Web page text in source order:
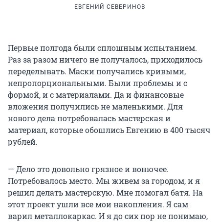
ЕВГЕНИЙ СЕВЕРИНОВ
Первые полгода были сплошным испытанием.
Раз за разом ничего не получалось, приходилось
переделывать. Маски получались кривыми,
непропорциональными. Были проблемы и с
формой, и с материалами. Да и финансовые
вложения получились не маленькими. Для
нового дела потребовалась мастерская и
материал, которые обошлись Евгению в 400 тысяч
рублей.
— Дело это довольно грязное и вонючее.
Потребовалось место. Мы живем за городом, и я
решил делать мастерскую. Мне помогал батя. На
этот проект ушли все мои накопления. Я сам
варил металлокаркас. И я до сих пор не понимаю,